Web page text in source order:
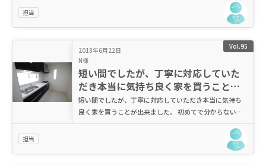
担当
Vol.95
2018年6月22日
N様
短い間でしたが、丁寧に対応していた
だき本当に気持ち良く家を買うことが
出来ました。
短い間でしたが、丁寧に対応していただき本当に気持ち
良く家を買うことが出来ました。 初めてで分からないこ
とも事も多く、不安でいっぱいでしたが大久保さんにし
っかり教えてもらえて安心して取引できました。 本当に
ありがとうございました。もうお世話にならないように
担当